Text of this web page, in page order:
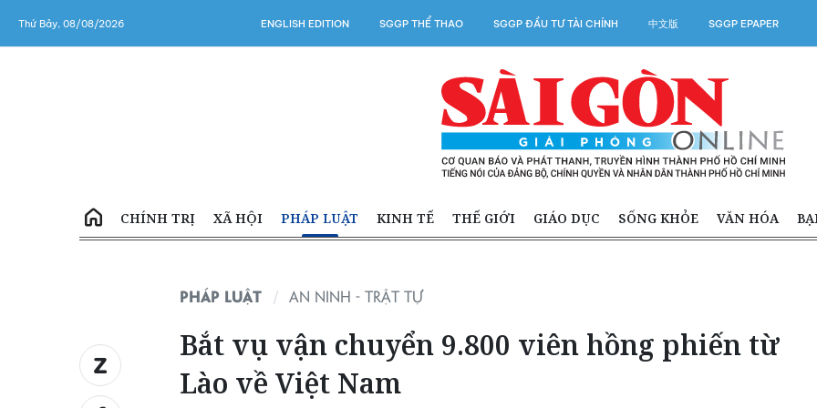
Thứ Bảy, 08/08/2026 ENGLISH EDITION SGGP THỂ THAO SGGP ĐẦU TƯ TÀI CHÍNH 中文版 SGGP EPAPER
CHÍNH TRỊ XÃ HỘI PHÁP LUẬT KINH TẾ THẾ GIỚI GIÁO DỤC SỐNG KHỎE VĂN HÓA
PHÁP LUẬT AN NINH - TRẬT TỰ
Bắt vụ vận chuyển 9.800 viên hồng phiến từ
Lào về Việt Nam